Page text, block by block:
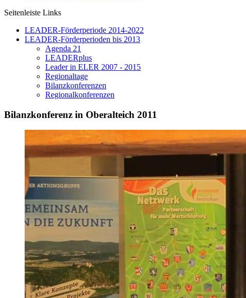
Seitenleiste Links
LEADER-Förderperiode 2014-2022
LEADER-Förderperioden bis 2013
Agenda 21
LEADERplus
Leader in ELER 2007 - 2015
Regionaltage
Bilanzkonferenzen
Regionalkonferenzen
Bilanzkonferenz in Oberalteich 2011